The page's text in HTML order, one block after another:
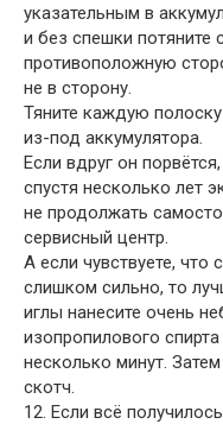
указательным в
и без спешки потяните
противоположную
не в сторону.
Тяните каждую
из-под аккумулятора.
Если вдруг он
спустя несколько лет
не продолжать
сервисный центр.
А если чувствуете, что
слишком сильно, то
иглы нанесите очень
изопропилового
несколько минут.
скотч.
12. Если всё